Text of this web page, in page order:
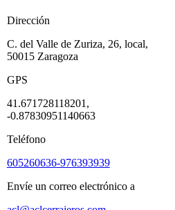
Dirección
C. del Valle de Zuriza, 26, local,
50015 Zaragoza
GPS
41.671728118201,
-0.87830951140663
Teléfono
605260636-976393939
Envíe un correo electrónico a